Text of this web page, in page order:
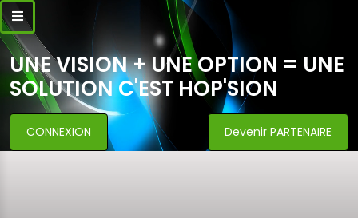
UNE VISION + UNE OPTION = UNE
SOLUTION C'EST HOP'SION
CONNEXION Devenir PARTENAIRE